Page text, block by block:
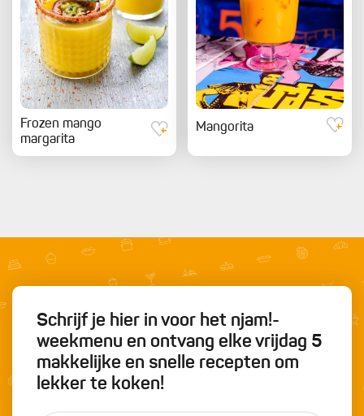
Frozen mango
margarita
Mangorita
Schrijf je hier in voor het njam!-
weekmenu en ontvang elke vrijdag 5
makkelijke en snelle recepten om
lekker te koken!